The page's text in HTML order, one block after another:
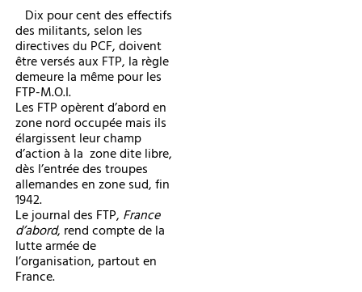
Dix pour cent des effectifs
des militants, selon les
directives du PCF, doivent
être versés aux FTP, la règle
demeure la même pour les
FTP-M.O.I.
Les FTP opèrent d’abord en
zone nord occupée mais ils
élargissent leur champ
d’action à la zone dite libre,
dès l’entrée des troupes
allemandes en zone sud, fin
1942.
Le journal des FTP, France
d’abord, rend compte de la
lutte armée de
l’organisation, partout en
France.